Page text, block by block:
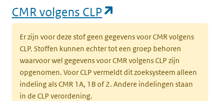
CMR volgens CLP
Er zijn voor deze stof geen gegevens voor CMR volgens
CLP. Stoffen kunnen echter tot een groep behoren
waarvoor wel gegevens voor CMR volgens CLP zijn
opgenomen. Voor CLP vermeldt dit zoeksysteem alleen
indeling als CMR 1A, 1B of 2. Andere indelingen staan
in de CLP verordening.